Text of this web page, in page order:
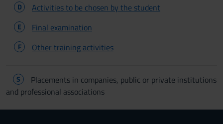
D Activities to be chosen by the student
E Final examination
F Other training activities
S
Placements in companies, public or private institutions
and professional associations